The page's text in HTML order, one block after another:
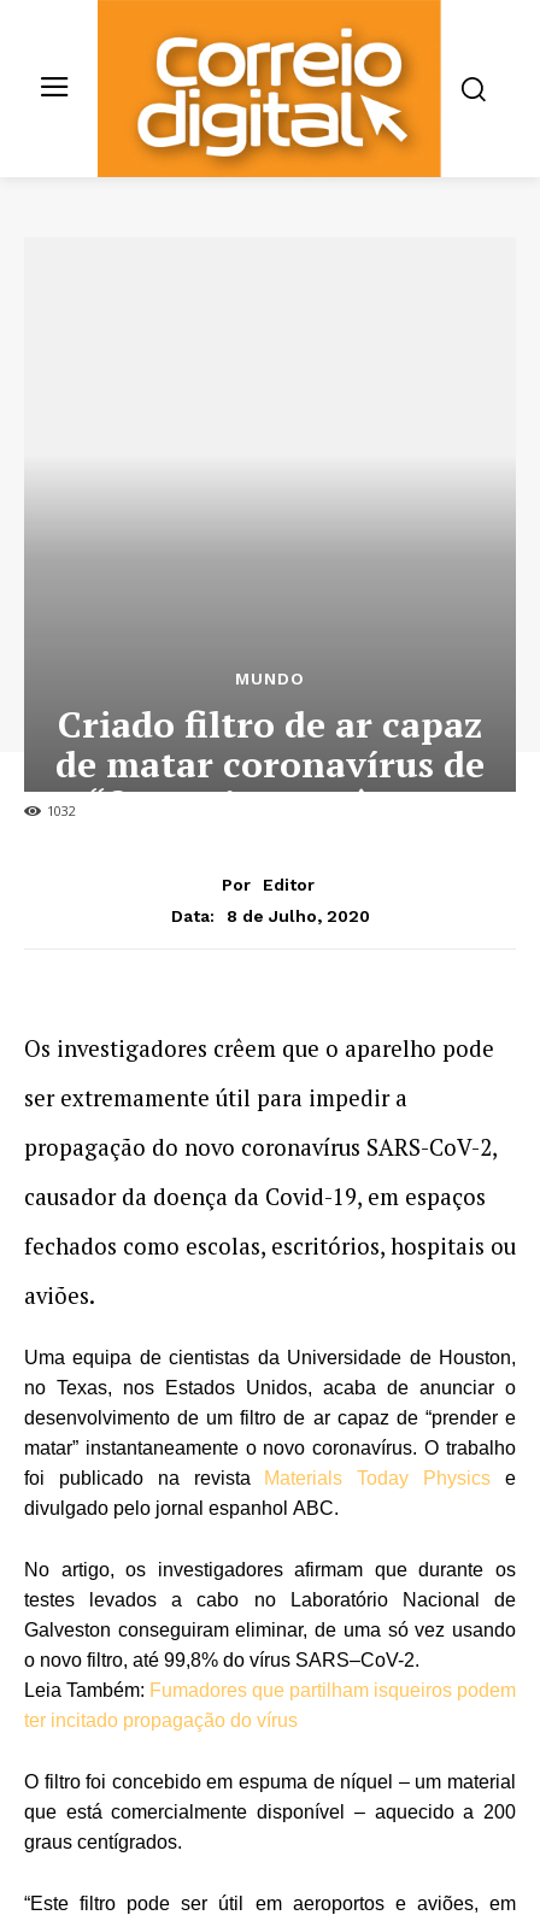
1032
MUNDO
Criado filtro de ar capaz
de matar coronavírus de
“forma instantânea”
Por
Editor
Data:
8 de Julho, 2020
Os investigadores crêem que o aparelho pode
ser extremamente útil para impedir a
propagação do novo coronavírus SARS-CoV-2,
causador da doença da Covid-19, em espaços
fechados como escolas, escritórios, hospitais ou
aviões.
Uma equipa de cientistas da Universidade de Houston,
no Texas, nos Estados Unidos, acaba de anunciar o
desenvolvimento de um filtro de ar capaz de “prender e
matar” instantaneamente o novocoronavírus. O trabalho
foi publicado na revista Materials Today Physics e
divulgado pelo jornal espanhol ABC.
No artigo, os investigadores afirmam que durante os
testes levados a cabo no Laboratório Nacional de
Galveston conseguiram eliminar, de uma só vez usando
o novo filtro, até 99,8% do vírus SARS–CoV-2.
Leia Também: Fumadores que partilham isqueiros podem
ter incitado propagação do vírus
O filtro foi concebido em espuma de níquel – um material
que está comercialmente disponível – aquecido a 200
graus centígrados.
“Este filtro pode ser útil em aeroportos e aviões, em